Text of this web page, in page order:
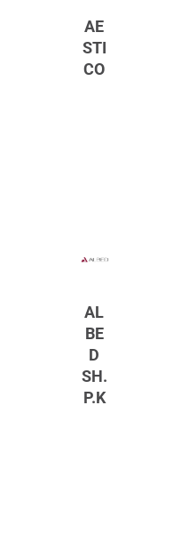
AE
STI
CO
AL
BE
D
SH.
P.K